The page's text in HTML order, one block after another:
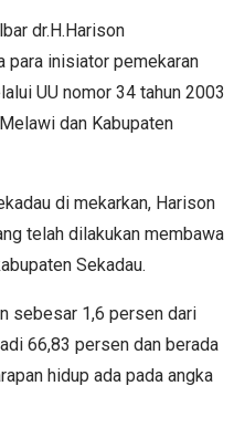
dr.H.Harison
para inisiator pemekaran
UU nomor 34 tahun 2003
dan Kabupaten
di mekarkan, Harison
telah dilakukan membawa
Sekadau.
sebesar 1,6 persen dari
66,83 persen dan berada
hidup ada pada angka